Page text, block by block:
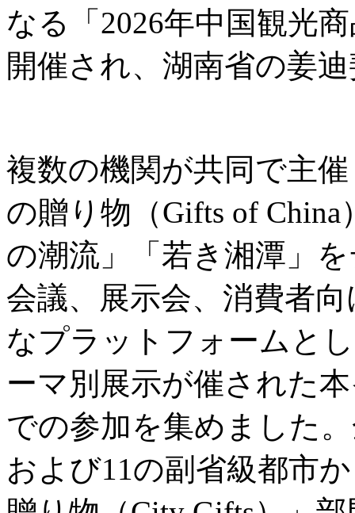
なる「2026年中国観光
開催され、湖南省の姜
複数の機関が共同で主
の贈り物（Gifts of
の潮流」「若き湘潭」
会議、展示会、消費者
なプラットフォームと
ーマ別展示が催された
での参加を集めました
および11の副省級都市